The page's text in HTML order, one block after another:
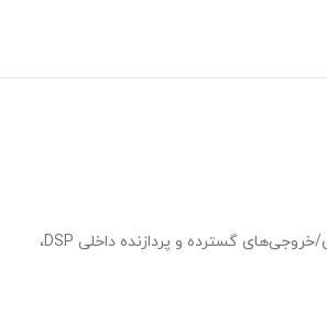
کارت صدا MOTU UltraLite MK5 یک کارت صدای USB حرفه‌ای است که برای کاربران حرفه‌ای و پروژه‌های بزرگ طراحی شده است. اینترفیس پرقدرت با کیفیت صدای بی‌نظیر، ورودی/خروجی‌های گسترده و پردازنده داخلی DSP،